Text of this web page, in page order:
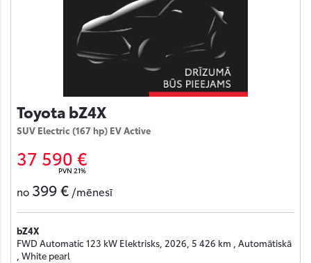
Toyota bZ4X
SUV Electric (167 hp) EV Active
37 590 €
PVN 21%
no 399 € /mēnesī
bZ4X
FWD Automatic 123 kW Elektrisks, 2026, 5 426 km , Automātiskā
, White pearl